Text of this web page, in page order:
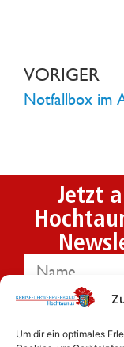
Um dir ein optimales
VORIGER
Notfallbox im
Jetzt